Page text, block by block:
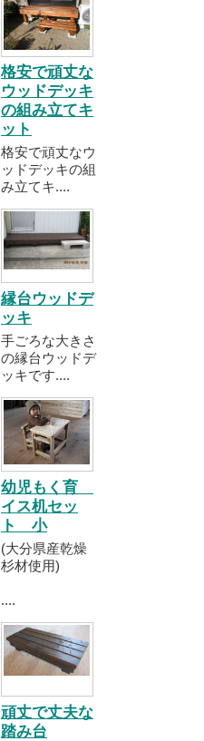
格安で頑丈な
ウッドデッキ
の組み立てキ
ット
格安で頑丈なウ
ッドデッキの組
み立てキ....
縁台ウッドデ
ッキ
手ごろな大きさ
の縁台ウッドデ
ッキです....
幼児もく育
イス机セッ
ト 小
(大分県産乾燥
杉材使用)
....
頑丈で丈夫な
踏み台